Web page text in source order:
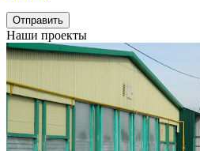
Отправить
Наши проекты